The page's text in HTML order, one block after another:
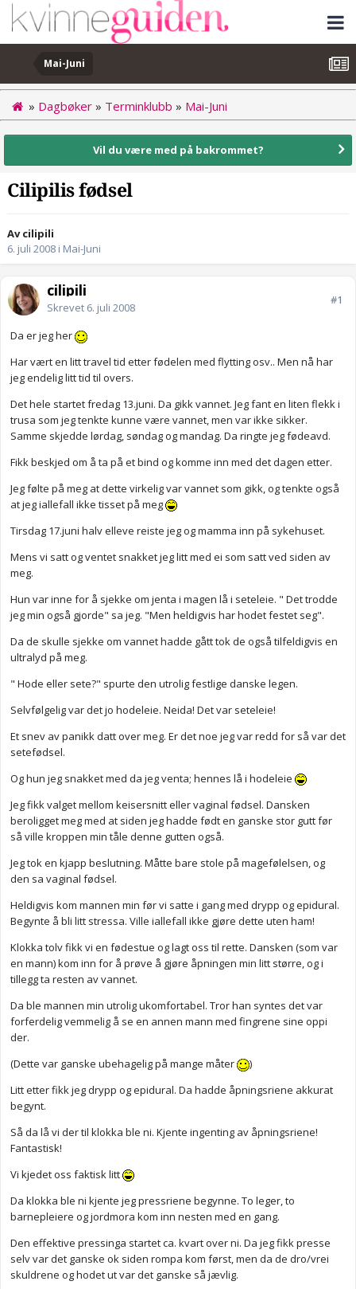
Mai-Juni
» Dagbøker » Terminklubb » Mai-Juni
Vil du være med på bakrommet?
Cilipilis fødsel
Av cilipili
6. juli 2008 i Mai-Juni
cilipili
Skrevet 6. juli 2008
#1
Da er jeg her
Har vært en litt travel tid etter fødelen med flytting osv.. Men nå har
jeg endelig litt tid til overs.
Det hele startet fredag 13.juni. Da gikk vannet. Jeg fant en liten flekk i
trusa som jeg tenkte kunne være vannet, men var ikke sikker.
Samme skjedde lørdag, søndag og mandag. Da ringte jeg fødeavd.
Fikk beskjed om å ta på et bind og komme inn med det dagen etter.
Jeg følte på meg at dette virkelig var vannet som gikk, og tenkte også
at jeg iallefall ikke tisset på meg
Tirsdag 17.juni halv elleve reiste jeg og mamma inn på sykehuset.
Mens vi satt og ventet snakket jeg litt med ei som satt ved siden av
meg.
Hun var inne for å sjekke om jenta i magen lå i seteleie. " Det trodde
jeg min også gjorde" sa jeg. "Men heldigvis har hodet festet seg".
Da de skulle sjekke om vannet hadde gått tok de også tilfeldigvis en
ultralyd på meg.
" Hode eller sete?" spurte den utrolig festlige danske legen.
Selvfølgelig var det jo hodeleie. Neida! Det var seteleie!
Et snev av panikk datt over meg. Er det noe jeg var redd for så var det
setefødsel.
Og hun jeg snakket med da jeg venta; hennes lå i hodeleie
Jeg fikk valget mellom keisersnitt eller vaginal fødsel. Dansken
beroligget meg med at siden jeg hadde født en ganske stor gutt før
så ville kroppen min tåle denne gutten også.
Jeg tok en kjapp beslutning. Måtte bare stole på magefølelsen, og
den sa vaginal fødsel.
Heldigvis kom mannen min før vi satte i gang med drypp og epidural.
Begynte å bli litt stressa. Ville iallefall ikke gjøre dette uten ham!
Klokka tolv fikk vi en fødestue og lagt oss til rette. Dansken (som var
en mann) kom inn for å prøve å gjøre åpningen min litt større, og i
tillegg ta resten av vannet.
Da ble mannen min utrolig ukomfortabel. Tror han syntes det var
forferdelig vemmelig å se en annen mann med fingrene sine oppi
der.
(Dette var ganske ubehagelig på mange måter
)
Litt etter fikk jeg drypp og epidural. Da hadde åpningsriene akkurat
begynt.
Så da lå vi der til klokka ble ni. Kjente ingenting av åpningsriene!
Fantastisk!
Vi kjedet oss faktisk litt
Da klokka ble ni kjente jeg pressriene begynne. To leger, to
barnepleiere og jordmora kom inn nesten med en gang.
Den effektive pressinga startet ca. kvart over ni. Da jeg fikk presse
selv var det ganske ok siden rompa kom først, men da de dro/vrei
skuldrene og hodet ut var det ganske så jævlig.